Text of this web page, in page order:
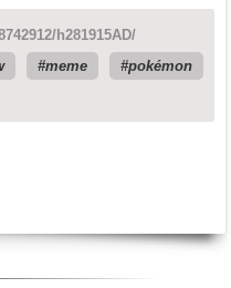
h281915AD/
meme
pokémon